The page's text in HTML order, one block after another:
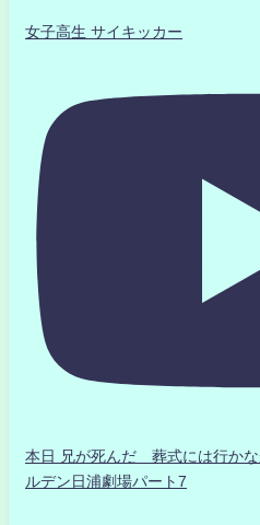
女子高生 サイキッカー
本日 兄が死んだ 葬式には行か
ルデン日浦劇場パート7